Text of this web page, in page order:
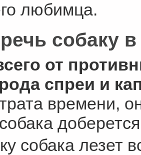
любимца.
собаку
от
спреи и
времени,
собака лезет